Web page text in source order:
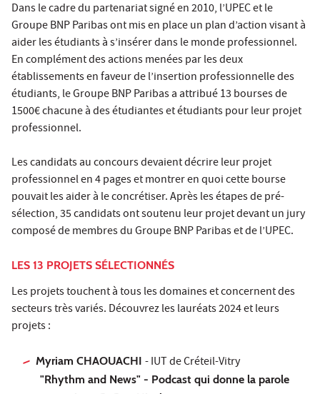
Dans le cadre du partenariat signé en 2010, l’UPEC et le
Groupe BNP Paribas ont mis en place un plan d’action visant à
aider les étudiants à s’insérer dans le monde professionnel.
En complément des actions menées par les deux
établissements en faveur de l’insertion professionnelle des
étudiants, le Groupe BNP Paribas a attribué 13 bourses de
1500€ chacune à des étudiantes et étudiants pour leur projet
professionnel.
Les candidats au concours devaient décrire leur projet
professionnel en 4 pages et montrer en quoi cette bourse
pouvait les aider à le concrétiser. Après les étapes de pré-
sélection, 35 candidats ont soutenu leur projet devant un jury
composé de membres du Groupe BNP Paribas et de l’UPEC.
LES 13 PROJETS SÉLECTIONNÉS
Les projets touchent à tous les domaines et concernent des
secteurs très variés. Découvrez les lauréats 2024 et leurs
projets :
Myriam CHAOUACHI- IUT de Créteil-Vitry
"Rhythm and News" - Podcast qui donne la parole